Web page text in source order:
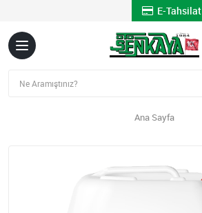
E-Tahsilat
Ana Sayfa